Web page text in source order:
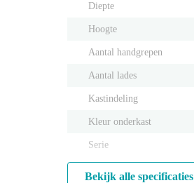
Diepte
Hoogte
Aantal handgrepen
Aantal lades
Kastindeling
Kleur onderkast
Serie
Bekijk alle specificaties